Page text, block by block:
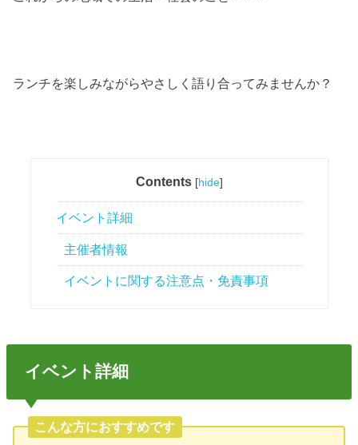
ランチを楽しみながらやさしく語り合ってみませんか？
Contents [hide]
イベント詳細
主催者情報
イベントに関する注意点・免責事項
イベント詳細
こんな方におすすめです